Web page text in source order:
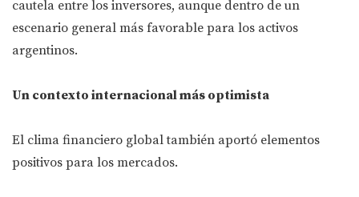
cautela entre los inversores, aunque dentro de un
escenario general más favorable para los activos
argentinos.
Un contexto internacional más optimista
El clima financiero global también aportó elementos
positivos para los mercados.